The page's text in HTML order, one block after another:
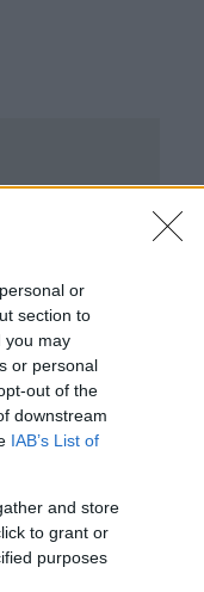
or
section to
you may
or personal
out of the
downstream
IAB’s List of
and store
to grant or
purposes